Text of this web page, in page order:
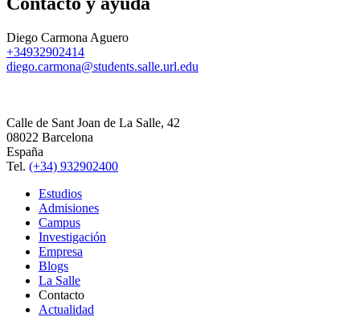
Diego Carmona Aguero
+34932902414
diego.carmona@students.salle.url.edu
Calle de Sant Joan de La Salle, 42
08022 Barcelona
España
Tel. (+34) 932902400
Estudios
Admisiones
Campus
Investigación
Empresa
Blogs
La Salle
Contacto
Actualidad